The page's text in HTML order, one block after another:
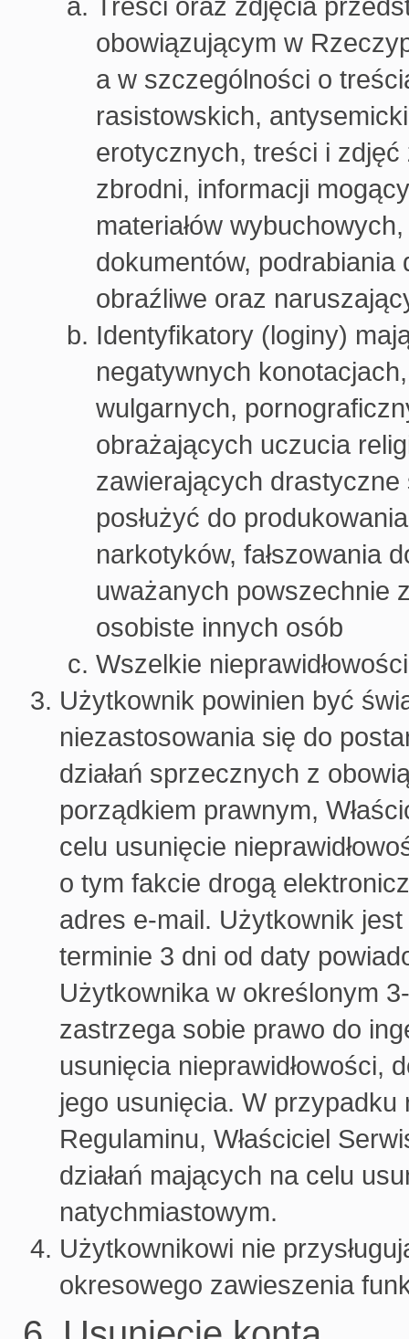
Treści oraz zdjęcia
obowiązującym w
a w szczególności o
rasistowskich,
erotycznych, treści i
zbrodni, informacji
materiałów
dokumentów, podrabiania
obraźliwe oraz
Identyfikatory (loginy)
negatywnych
wulgarnych,
obrażających uczucia
zawierających
posłużyć do
narkotyków, fałszowania
uważanych powszechnie
osobiste innych osób
Wszelkie
Użytkownik powinien być
niezastosowania się do
działań sprzecznych z
porządkiem prawnym,
celu usunięcie
o tym fakcie drogą
adres e-mail. Użytkownik
terminie 3 dni od daty
Użytkownika w określonym
zastrzega sobie prawo do
usunięcia nieprawidłowości,
jego usunięcia. W
Regulaminu, Właściciel
działań mających na celu
natychmiastowym.
Użytkownikowi nie
okresowego zawieszenia